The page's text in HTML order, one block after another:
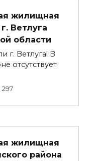
жилищная
Ветлуга
области
г. Ветлуга! В
отсутствует
297
жилищная
района